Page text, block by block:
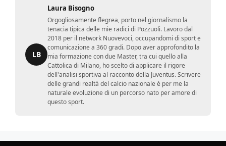
LB
Laura Bisogno
Orgogliosamente flegrea, porto nel giornalismo la
tenacia tipica delle mie radici di Pozzuoli. Lavoro dal
2018 per il network Nuovevoci, occupandomi di sport e
comunicazione a 360 gradi. Dopo aver approfondito la
mia formazione con due Master, tra cui quello alla
Cattolica di Milano, ho scelto di applicare il rigore
dell'analisi sportiva al racconto della Juventus. Scrivere
delle grandi realtà del calcio nazionale è per me la
naturale evoluzione di un percorso nato per amore di
questo sport.